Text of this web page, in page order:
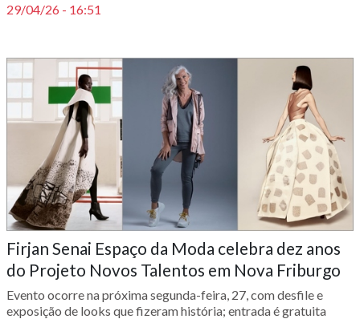
29/04/26 - 16:51
Firjan Senai Espaço da Moda celebra dez anos
do Projeto Novos Talentos em Nova Friburgo
Evento ocorre na próxima segunda-feira, 27, com desfile e
exposição de looks que fizeram história; entrada é gratuita